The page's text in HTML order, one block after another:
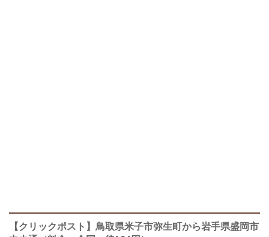
【クリックポスト】鳥取県米子市弥生町から岩手県盛岡市